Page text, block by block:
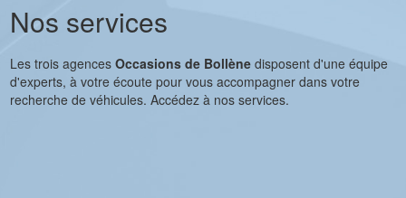
Nos services
Les trois agencesOccasions de Bollène disposent d'une équipe
d'experts, à votre écoute pour vous accompagner dans votre
recherche de véhicules. Accédez à nos services.